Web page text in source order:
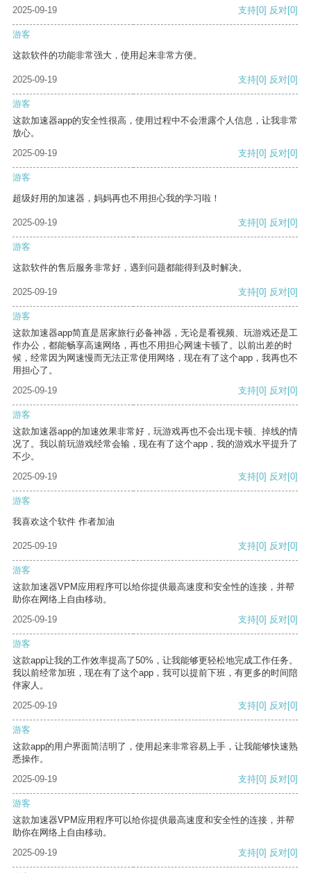
2025-09-19
支持[0] 反对[0]
游客
这款软件的功能非常强大，使用起来非常方便。
2025-09-19 支持[0] 反对[0]
游客
这款加速器app的安全性很高，使用过程中不会泄露个人信息，让我非常
放心。
2025-09-19
支持[0] 反对[0]
游客
超级好用的加速器，妈妈再也不用担心我的学习啦！
2025-09-19 支持[0] 反对[0]
游客
这款软件的售后服务非常好，遇到问题都能得到及时解决。
2025-09-19 支持[0] 反对[0]
游客
这款加速器app简直是居家旅行必备神器，无论是看视频、玩游戏还是工
作办公，都能畅享高速网络，再也不用担心网速卡顿了。以前出差的时
候，经常因为网速慢而无法正常使用网络，现在有了这个app，我再也不
用担心了。
2025-09-19
支持[0] 反对[0]
游客
这款加速器app的加速效果非常好，玩游戏再也不会出现卡顿、掉线的情
况了。我以前玩游戏经常会输，现在有了这个app，我的游戏水平提升了
不少。
2025-09-19
支持[0] 反对[0]
游客
我喜欢这个软件 作者加油
2025-09-19 支持[0] 反对[0]
游客
这款加速器VPM应用程序可以给你提供最高速度和安全性的连接，并帮
助你在网络上自由移动。
2025-09-19
支持[0] 反对[0]
游客
这款app让我的工作效率提高了50%，让我能够更轻松地完成工作任务。
我以前经常加班，现在有了这个app，我可以提前下班，有更多的时间陪
伴家人。
2025-09-19
支持[0] 反对[0]
游客
这款app的用户界面简洁明了，使用起来非常容易上手，让我能够快速熟
悉操作。
2025-09-19
支持[0] 反对[0]
游客
这款加速器VPM应用程序可以给你提供最高速度和安全性的连接，并帮
助你在网络上自由移动。
2025-09-19
支持[0] 反对[0]